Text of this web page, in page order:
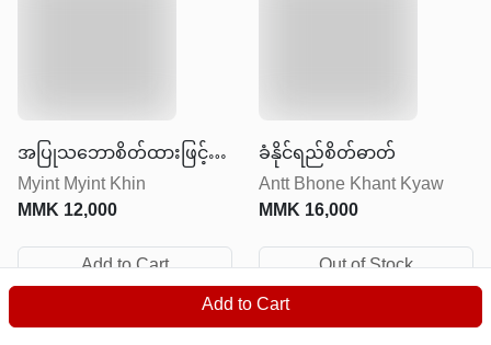
Add to Cart
အပြုသဘောစိတ်ထားဖြင့်
ရှင်သန်ခြင်း
Myint Myint Khin
MMK12,000
Add to Cart
ခံနိုင်ရည်စိတ်ဓာတ်
Antt Bhone Khant Kyaw
MMK16,000
Out of Stock